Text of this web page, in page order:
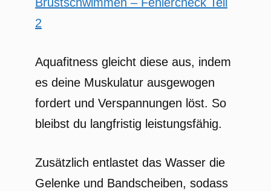
2
Aquafitness gleicht diese aus, indem
es deine Muskulatur ausgewogen
fordert und Verspannungen löst. So
bleibst du langfristig leistungsfähig.
Zusätzlich entlastet das Wasser die
Gelenke und Bandscheiben, sodass